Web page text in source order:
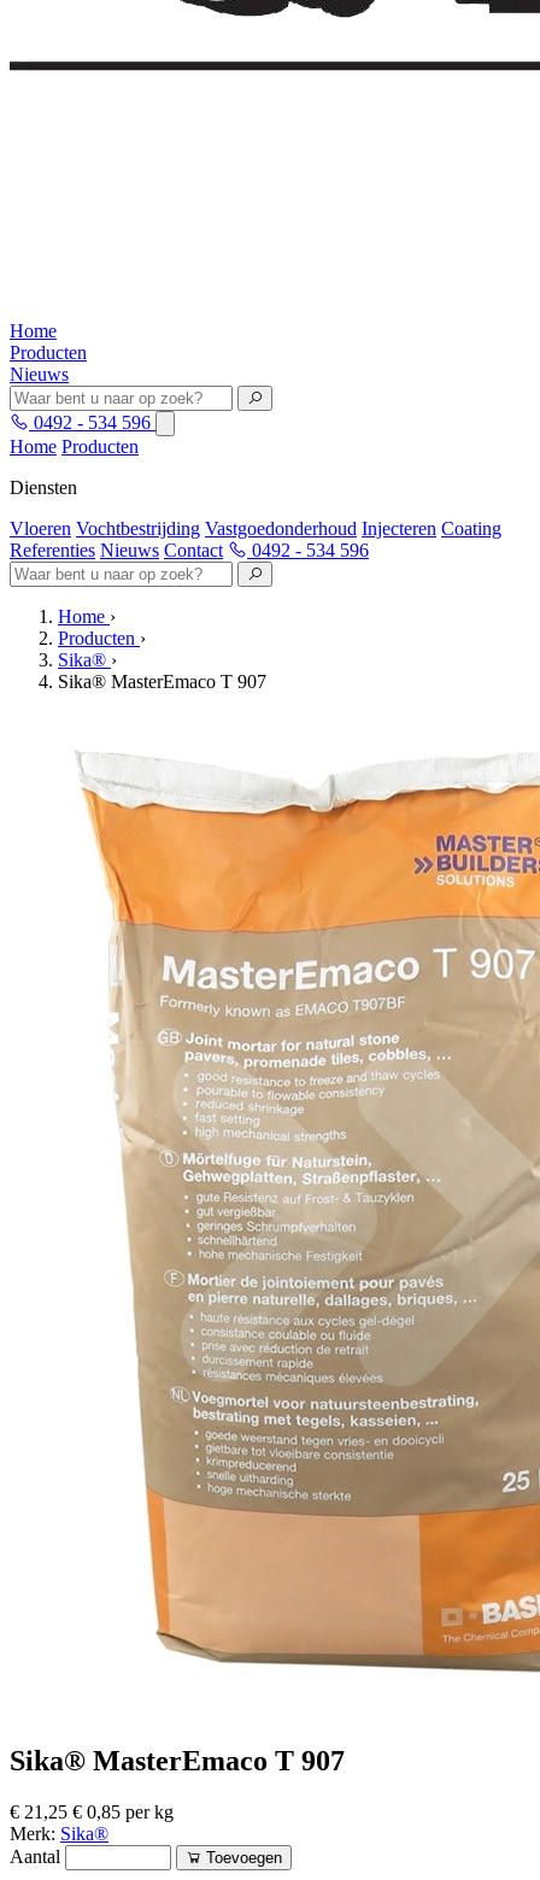
Home
Producten
Nieuws
0492 - 534 596
Home Producten
Diensten
Vloeren Vochtbestrijding Vastgoedonderhoud Injecteren Coating
Referenties Nieuws Contact 0492 - 534 596
Home ›
Producten ›
Sika® ›
Sika® MasterEmaco T 907
Sika® MasterEmaco T 907
€ 21,25 € 0,85 per kg
Merk: Sika®
Aantal
Toevoegen